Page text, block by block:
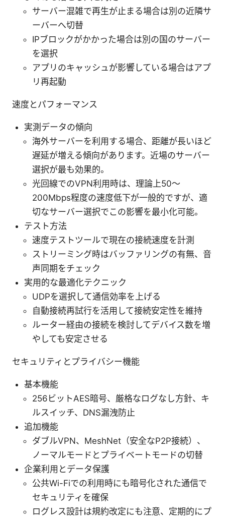
サーバー混雑で再生が止まる場合は別の近隣サ
ーバーへ切替
IPブロックがかかった場合は別の国のサーバー
を選択
アプリのキャッシュが影響している場合はアプ
リ再起動
速度とパフォーマンス
実測データの傾向
海外サーバーを利用する場合、距離が長いほど
遅延が増える傾向があります。近場のサーバー
選択が最も効果的。
光回線でのVPN利用時は、理論上50〜
200Mbps程度の速度低下が一般的ですが、適
切なサーバー選択でこの影響を最小化可能。
テスト方法
速度テストツールで現在の接続速度を計測
ストリーミング時はバッファリングの有無、音
声同期をチェック
実用的な最適化テクニック
UDPを選択して通信効率を上げる
自動接続再試行を活用して接続安定性を維持
ルーター経由の接続を検討してデバイス数を増
やしても安定させる
セキュリティとプライバシー機能
基本機能
256ビットAES暗号、厳格なログなし方針、キ
ルスイッチ、DNS漏洩防止
追加機能
ダブルVPN、MeshNet（安全なP2P接続）、
ノーマルモードとプライベートモードの切替
企業利用とデータ保護
公共Wi-Fiでの利用時にも暗号化された通信で
セキュリティを確保
ログレス設計は規約改定にも注意、定期的にプ